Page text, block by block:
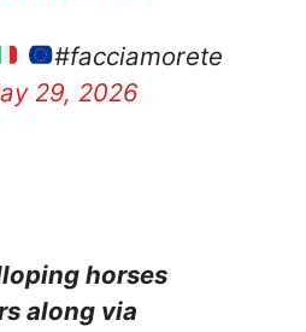
#facciamorete
29, 2026
horses
along via